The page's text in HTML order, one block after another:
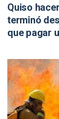
Quiso
terminó
que pagar